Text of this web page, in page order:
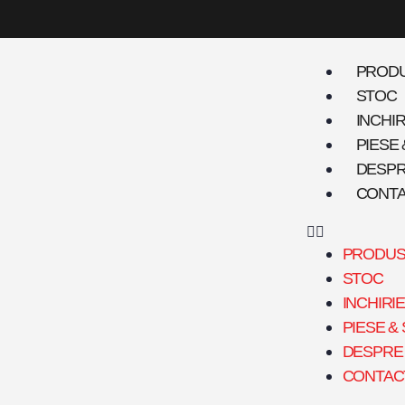
STOC
PIESE
STOC
PIESE &